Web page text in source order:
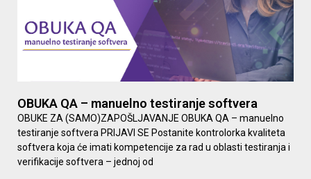
OBUKA QA – manuelno testiranje softvera
OBUKE ZA (SAMO)ZAPOŠLJAVANJE OBUKA QA – manuelno
testiranje softvera PRIJAVI SE Postanite kontrolorka kvaliteta
softvera koja će imati kompetencije za rad u oblasti testiranja i
verifikacije softvera – jednoj od